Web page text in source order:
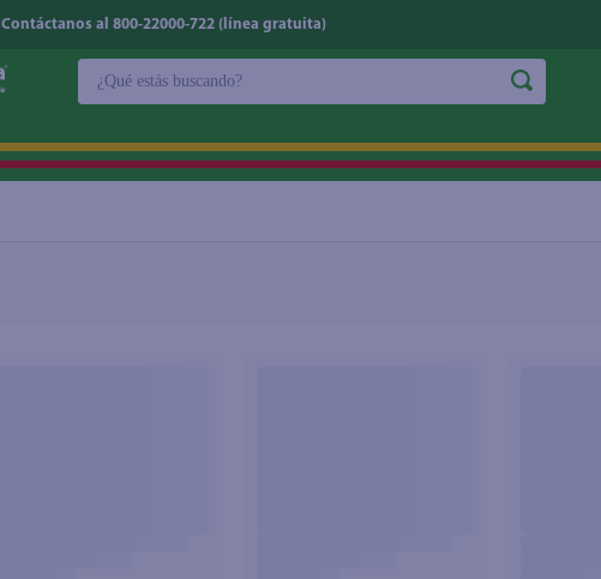
Contáctanos al 800-22000-722 (línea gratuita)
1.
cerveza